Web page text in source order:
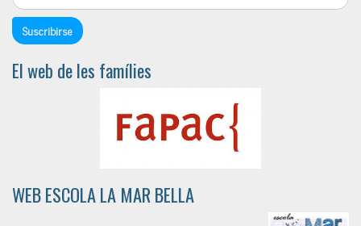
El web de les famílies
WEB ESCOLA LA MAR BELLA